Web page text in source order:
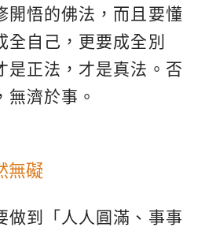
開悟的佛法，而且要懂
全自己，更要成全別
是正法，才是真法。否
無濟於事。
無礙
做到「人人圓滿、事事